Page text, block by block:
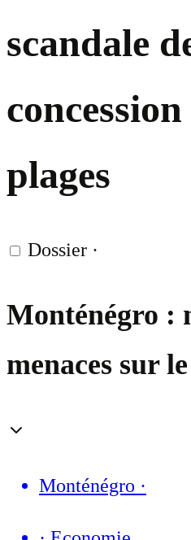
scandale
concession
plages
Dossier ·
Monténégro :
menaces sur
Monténégro ·